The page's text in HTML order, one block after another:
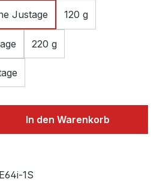
Justage 120 g
220 g
Gib den
In den Warenkorb
1S